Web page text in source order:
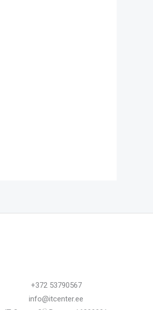
+372 53790567
info@itcenter.ee